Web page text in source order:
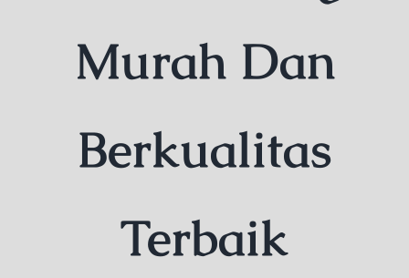
Murah Dan
Berkualitas
Terbaik